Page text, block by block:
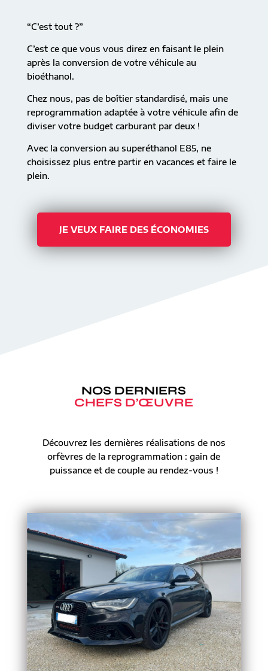
“C’est tout ?”
C’est ce que vous vous direz en faisant le plein
après la conversion de votre véhicule au
bioéthanol.
Chez nous, pas de boîtier standardisé, mais une
reprogrammation adaptée à votre véhicule afin de
diviser votre budget carburant par deux !
Avec la conversion au superéthanol E85, ne
choisissez plus entre partir en vacances et faire le
plein.
JE VEUX FAIRE DES ÉCONOMIES
NOS DERNIERS
CHEFS D’ŒUVRE
Découvrez les dernières réalisations de nos
orfèvres de la reprogrammation : gain de
puissance et de couple au rendez-vous !